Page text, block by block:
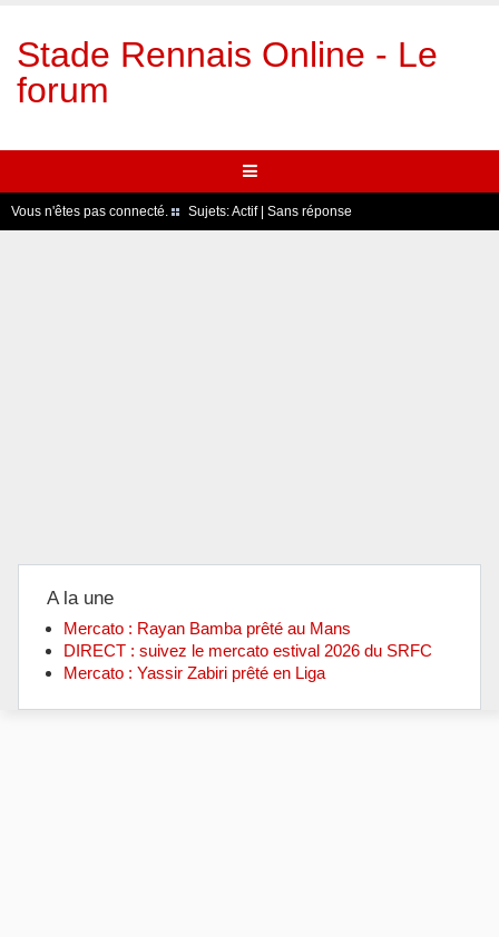
Stade Rennais Online - Le
forum
Vous n'êtes pas connecté. Sujets:Actif| Sans réponse
A la une
Mercato : Rayan Bamba prêté au Mans
DIRECT : suivez le mercato estival 2026 du SRFC
Mercato : Yassir Zabiri prêté en Liga